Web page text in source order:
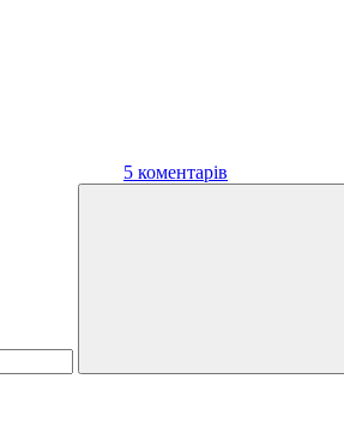
5 коментарів